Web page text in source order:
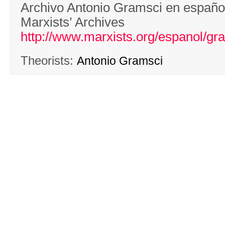
Archivo Antonio Gramsci en
Marxists’ Archives
http://www.marxists.org/espanol/
Theorists: Antonio Gramsci